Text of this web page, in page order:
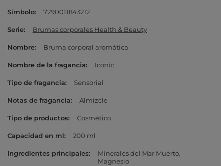
Símbolo 7290011843212
Serie Brumas corporales Health & Beauty
Nombre Bruma corporal aromática
Nombre de la fragancia Iconic
Tipo de fragancia Sensorial
Notas de fragancia Almizcle
Tipo de productos Cosmético
Capacidad en ml 200 ml
Ingredientes principales
Minerales del Mar Muerto
Magnesio